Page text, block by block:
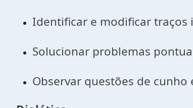
Identificar e modificar traços
Solucionar problemas
Observar questões de cunho